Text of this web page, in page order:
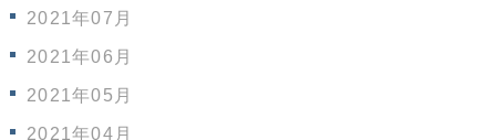
2021年07月
2021年06月
2021年05月
2021年04月